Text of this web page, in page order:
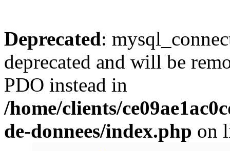
Deprecated:
deprecated and will be
PDO instead in
/home/clients/
de-donnees/index.php on